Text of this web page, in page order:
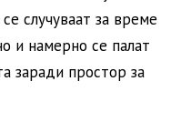
случуваат за време
и намерно се палат
заради простор за